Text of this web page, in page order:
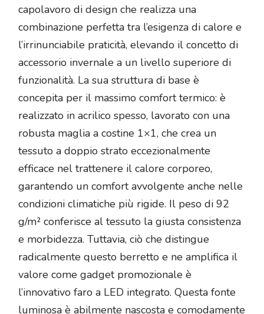
capolavoro di design che realizza una
combinazione perfetta tra l’esigenza di calore e
l’irrinunciabile praticità, elevando il concetto di
accessorio invernale a un livello superiore di
funzionalità. La sua struttura di base è
concepita per il massimo comfort termico: è
realizzato in acrilico spesso, lavorato con una
robusta maglia a costine 1×1, che crea un
tessuto a doppio strato eccezionalmente
efficace nel trattenere il calore corporeo,
garantendo un comfort avvolgente anche nelle
condizioni climatiche più rigide. Il peso di 92
g/m² conferisce al tessuto la giusta consistenza
e morbidezza. Tuttavia, ciò che distingue
radicalmente questo berretto e ne amplifica il
valore come gadget promozionale è
l’innovativo faro a LED integrato. Questa fonte
luminosa è abilmente nascosta e comodamente